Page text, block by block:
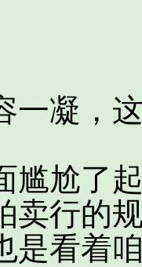
凝，这
尬了起
卖行的
是看着